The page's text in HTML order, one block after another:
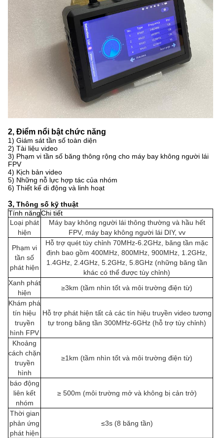
2, Điểm nổi bật chức năng
1) Giám sát tần số toàn diện
2) Tài liệu video
3) Phạm vi tần số băng thông rộng cho máy bay không người lái
FPV
4) Kịch bản video
5) Những nỗ lực hợp tác của nhóm
6) Thiết kế di động và linh hoạt
3, Thông số kỹ thuật
Tính năngChi tiết
Loại phát
hiện
Máy bay không người lái thông thường và hầu hết
FPV, máy bay không người lái DIY, vv
Phạm vi
tần số
phát hiện
Hỗ trợ quét tùy chỉnh 70MHz-6.2GHz, băng tần mặc
định bao gồm 400MHz, 800MHz, 900MHz, 1.2GHz,
1.4GHz, 2.4GHz, 5.2GHz, 5.8GHz (những băng tần
khác có thể được tùy chỉnh)
Xanh phát
hiện
≥3km (tầm nhìn tốt và môi trường điện từ)
Khám phá
tín hiệu
truyền
hình FPV
Hỗ trợ phát hiện tất cả các tín hiệu truyền video tương
tự trong băng tần 300MHz-6GHz (hỗ trợ tùy chỉnh)
Khoảng
cách chặn
truyền
hình
≥1km (tầm nhìn tốt và môi trường điện từ)
báo động
liên kết
nhóm
≥ 500m (môi trường mở và không bị cản trở)
Thời gian
phản ứng
phát hiện
≤3s (8 băng tần)